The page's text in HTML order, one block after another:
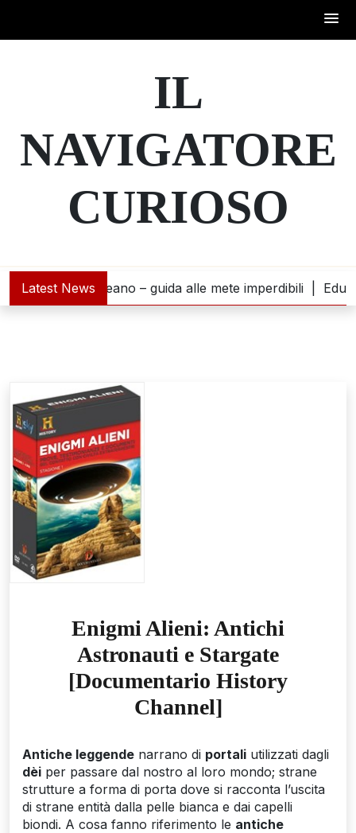
IL
NAVIGATORE
CURIOSO
Latest News
incontra l’oceano – guida alle mete imperdibili |
Enigmi Alieni: Antichi
Astronauti e Stargate
[Documentario History
Channel]
Antiche leggende narrano di portali utilizzati dagli
dèi per passare dal nostro al loro mondo; strane
strutture a forma di porta dove si racconta l’uscita
di strane entità dalla pelle bianca e dai capelli
biondi. A cosa fanno riferimento le antiche